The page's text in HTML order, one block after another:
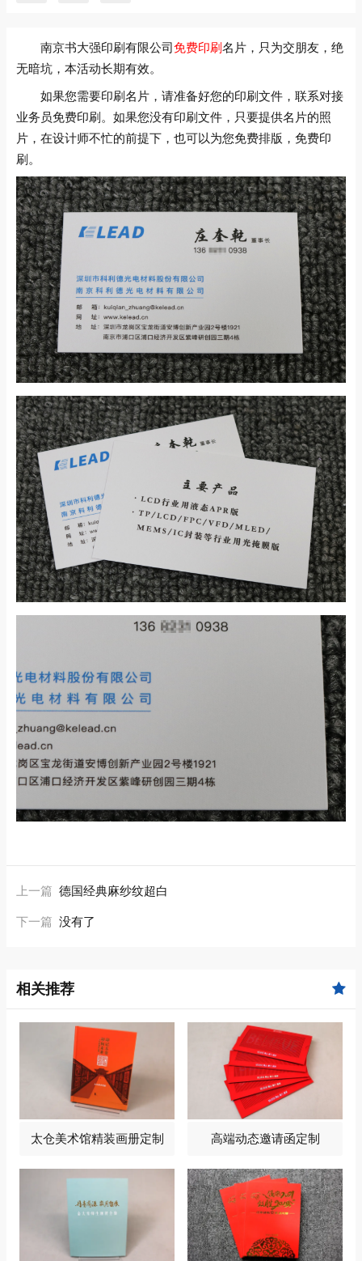
南京书大强印刷有限公司免费印刷名片，只为交朋友，绝
无暗坑，本活动长期有效。
如果您需要印刷名片，请准备好您的印刷文件，联系对接
业务员免费印刷。如果您没有印刷文件，只要提供名片的照
片，在设计师不忙的前提下，也可以为您免费排版，免费印
刷。
上一篇 德国经典麻纱纹超白
下一篇 没有了
相关推荐
太仓美术馆精装画册定制 高端动态邀请函定制